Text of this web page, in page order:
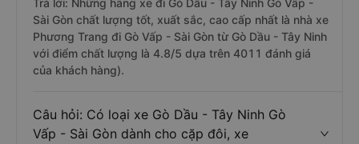
Trả lời: Những hãng xe đi Gò Dầu - Tây Ninh Gò Vấp -
Sài Gòn chất lượng tốt, xuất sắc, cao cấp nhất là nhà xe
Phương Trang đi Gò Vấp - Sài Gòn từ Gò Dầu - Tây Ninh
với điểm chất lượng là 4.8/5 dựa trên 4011 đánh giá
của khách hàng).
Câu hỏi: Có loại xe Gò Dầu - Tây Ninh Gò
Vấp - Sài Gòn dành cho cặp đôi, xe